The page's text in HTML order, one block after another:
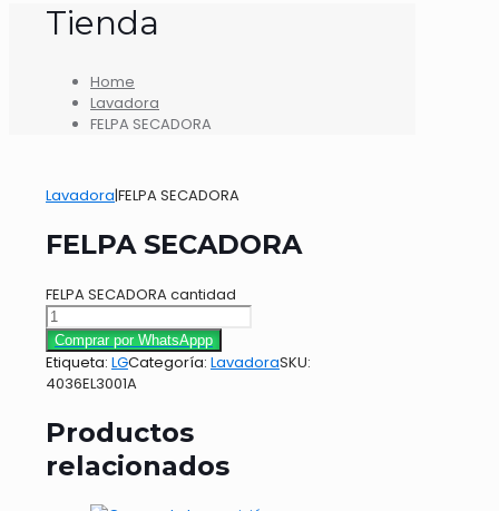
Tienda
Home
Lavadora
FELPA SECADORA
Lavadora|FELPA SECADORA
FELPA SECADORA
FELPA SECADORA cantidad
Comprar por WhatsAppp
Etiqueta: LGCategoría: LavadoraSKU:
4036EL3001A
Productos
relacionados